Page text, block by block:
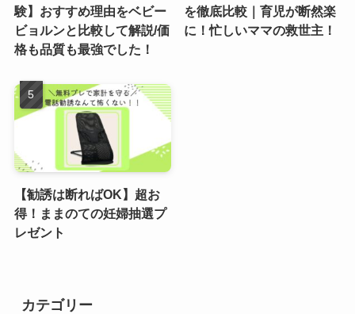
験】おすすめ理由をベビー
ビョルンと比較して解説/価
格も品質も最強でした！
を徹底比較｜育児が断然楽
に！忙しいママの救世主！
【勧誘は断ればOK】超お
得！ままのての妊婦抽選プ
レゼント
カテゴリー